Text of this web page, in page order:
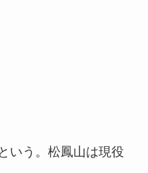
いう。松鳳山は現役